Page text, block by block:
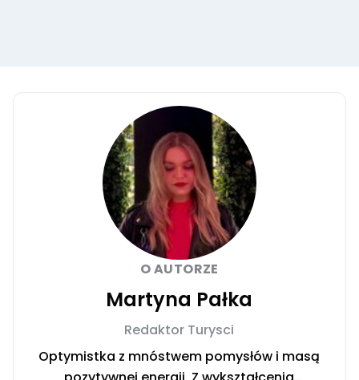
O AUTORZE
Martyna Pałka
Redaktor Turysci
Optymistka z mnóstwem pomysłów i masą